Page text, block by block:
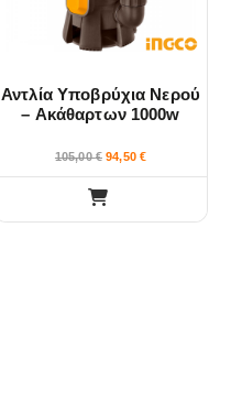
Αντλία Υποβρύχια Νερού
– Ακάθαρτων 1000w
105,00€ 94,50 €